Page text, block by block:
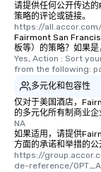
请提供任何公开传达
策略的评论或链接。
https://
Fairmont San
板等）的策略？如果是
Yes, Action : Sort
from the following:
多元化和包容性
仅对于美国酒店，
的多元化所有制商业
NA
如果适用，请提供
方面的承诺和举措的公
https://
de-reference/